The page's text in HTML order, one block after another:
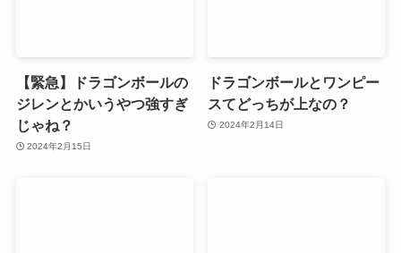
【緊急】ドラゴンボールの
ジレンとかいうやつ強すぎ
じゃね？
2024年2月15日
ドラゴンボールとワンピー
スてどっちが上なの？
2024年2月14日